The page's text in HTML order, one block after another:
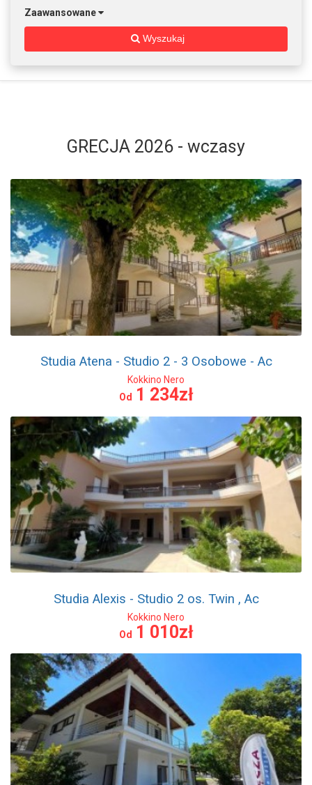
Zaawansowane
Wyszukaj
GRECJA 2026 - wczasy
Studia Atena - Studio 2 - 3 Osobowe - Ac
Kokkino Nero
Od 1 234zł
Studia Alexis - Studio 2 os. Twin , Ac
Kokkino Nero
Od 1 010zł